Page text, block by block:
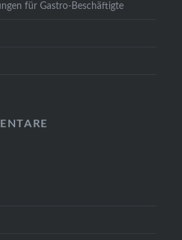
für Gastro-Beschäftigte